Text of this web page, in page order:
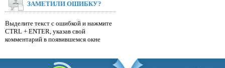
ЗАМЕТИЛИ ОШИБКУ?
Выделите текст с ошибкой и нажмите
CTRL + ENTER, указав свой
комментарий в появившемся окне